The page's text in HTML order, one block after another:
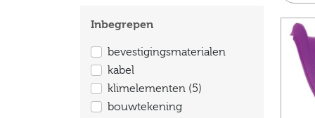
Inbegrepen
bevestigingsmaterialen
kabel
klimelementen (5)
bouwtekening